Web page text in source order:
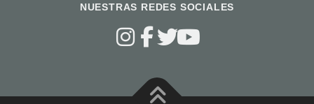
NUESTRAS REDES SOCIALES